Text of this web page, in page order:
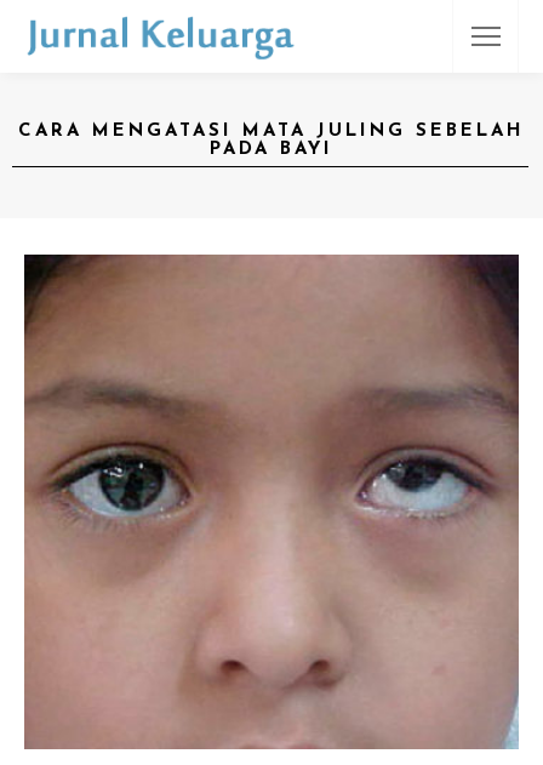
CARA MENGATASI MATA JULING SEBELAH
PADA BAYI